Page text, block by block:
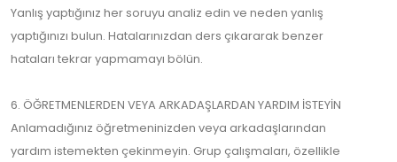
Yanlış yaptığınız her soruyu analiz edin ve neden yanlış
yaptığınızı bulun. Hatalarınızdan ders çıkararak benzer
hataları tekrar yapmamayı bölün.
6. ÖĞRETMENLERDEN VEYA ARKADAŞLARDAN YARDIM İSTEYİN
Anlamadığınız öğretmeninizden veya arkadaşlarından
yardım istemekten çekinmeyin. Grup çalışmaları, özellikle